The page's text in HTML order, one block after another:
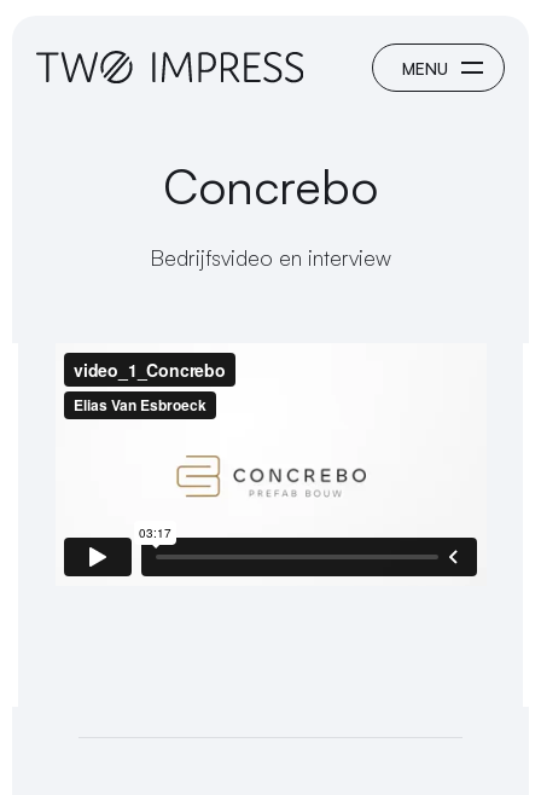
Concrebo
Bedrijfsvideo en interview